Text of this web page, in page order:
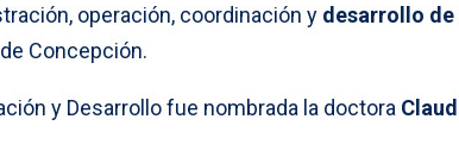
operación, coordinación y desarrollo
Concepción.
y Desarrollo fue nombrada la doctora